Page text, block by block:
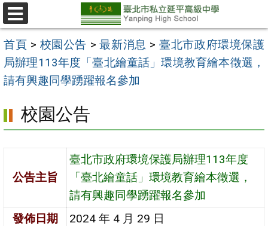
跳
至
主
要
內
選
單
首頁 > 校園公告 >最新消息 > 臺北市政府環境保護
局辦理113年度「臺北繪童話」環境教育繪本徵選，
請有興趣同學踴躍報名參加
校園公告
公告主旨
臺北市政府環境保護局辦理113年度
「臺北繪童話」環境教育繪本徵選，
請有興趣同學踴躍報名參加
發佈日期
2024 年 4 月 29 日